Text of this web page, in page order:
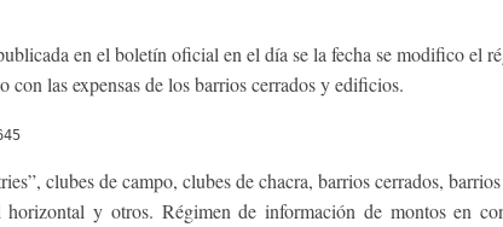
en el boletín oficial en el día se la fecha se modifico el
con las expensas de los barrios cerrados y edificios.
clubes de campo, clubes de chacra, barrios cerrados,
horizontal y otros. Régimen de información de montos en